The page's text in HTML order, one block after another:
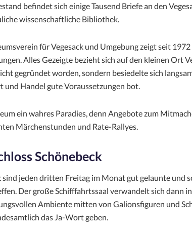
befindet sich einige Tausend Briefe an den
wissenschaftliche Bibliothek.
für Vegesack und Umgebung zeigt seit 1972
Alles Gezeigte bezieht sich auf den kleinen Ort
gegründet worden, sondern besiedelte sich
und Handel gute Voraussetzungen bot.
ein wahres Paradies, denn Angebote zum
Märchenstunden und Rate-Rallyes.
Schönebeck
sind jeden dritten Freitag im Monat gut gelaunte und
Der große Schifffahrtssaal verwandelt sich dann
Ambiente mitten von Galionsfiguren und
das Ja-Wort geben.